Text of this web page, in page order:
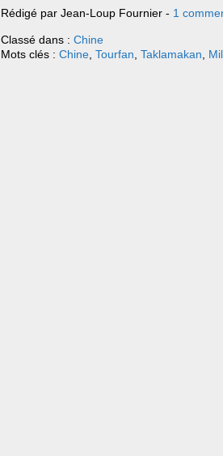
Rédigé par Jean-Loup Fournier - 1
Classé dans : Chine
Mots clés : Chine Tourfan Taklamakan